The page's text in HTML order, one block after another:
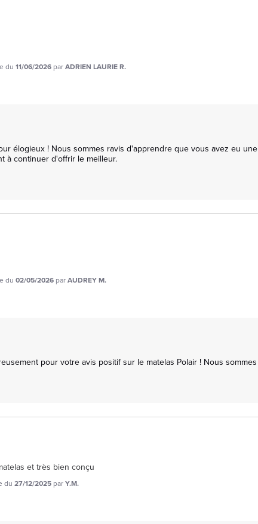
du 11/06/2026 parADRIEN LAURIE R.
élogieux ! Nous sommes ravis d'apprendre que vous avez eu
à continuer d'offrir le meilleur.
du 02/05/2026 parAUDREY M.
pour votre avis positif sur le matelas Polair ! Nous
et très bien conçu
du 27/12/2025 parY.M.